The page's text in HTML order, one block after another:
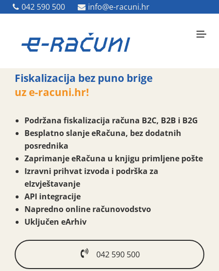
042 590 500 info@e-racuni.hr
042 590 500 info@e-racuni.hr
Fiskalizacija bez puno brige
uz e-racuni.hr!
Podržana fiskalizacija računa B2C, B2B i B2G
Besplatno slanje eRačuna, bez dodatnih
posrednika
Zaprimanje eRačuna u knjigu primljene pošte
Izravni prihvat izvoda i podrška za
eIzvještavanje
API integracije
Napredno online računovodstvo
Uključen eArhiv
042 590 500